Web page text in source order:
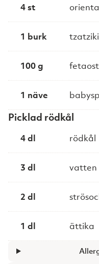
4 st
1 burk tzatziki
100 g fetaost
1 näve
Picklad rödkål
4 dl rödkål
3 dl vatten
2 dl
1 dl ättika